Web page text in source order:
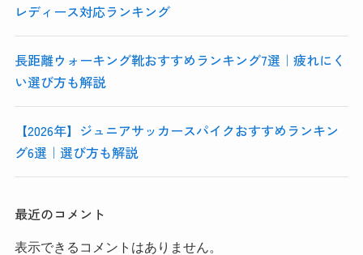
レディース対応ランキング
長距離ウォーキング靴おすすめランキング7選｜疲れにく
い選び方も解説
【2026年】ジュニアサッカースパイクおすすめランキン
グ6選｜選び方も解説
最近のコメント
表示できるコメントはありません。